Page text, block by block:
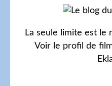
La seule limite est le
Voir le profil de